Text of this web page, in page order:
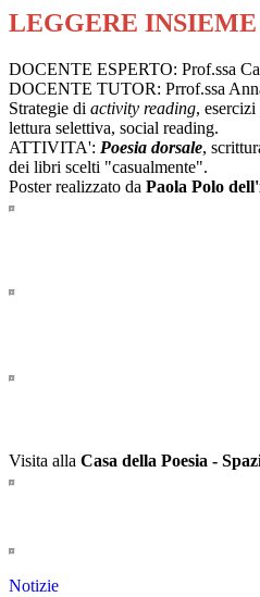
LEGGERE INSIEME
DOCENTE ESPERTO: Prof.ssa
DOCENTE TUTOR: Prrof.ssa
Strategie di activity reading,
lettura selettiva, social reading.
ATTIVITA': Poesia dorsale,
dei libri scelti "casualmente".
Poster realizzato da Paola Polo
Visita alla Casa della Poesia -
Notizie